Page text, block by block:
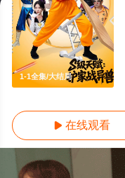
1-1全集/大结局
 在线观看